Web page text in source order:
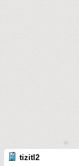
tizitl2